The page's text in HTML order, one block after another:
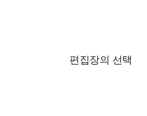
편집장의 선택